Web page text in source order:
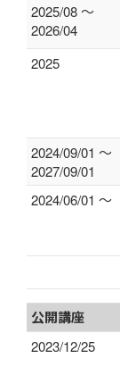
2025/08 ～
2026/04
2025
2024/09/01 ～
2027/09/01
2024/06/01 ～
公開講座
2023/12/25